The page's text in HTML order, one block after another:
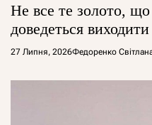
Не все те золото,
доведеться
27 Липня, 2026Федоренко